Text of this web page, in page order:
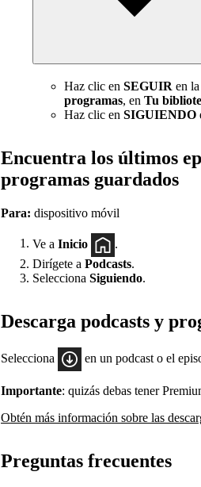
Haz clic en SEGUIR en
programas, en Tu
Haz clic en SIGUIENDO
Encuentra los últimos
programas guardados
Para: dispositivo móvil
Ve a Inicio
Dirígete a Podcasts.
Selecciona Siguiendo.
Descarga podcasts y
Selecciona en un podcast o el
Importante: quizás debas tener
Obtén más información sobre las
Preguntas frecuentes